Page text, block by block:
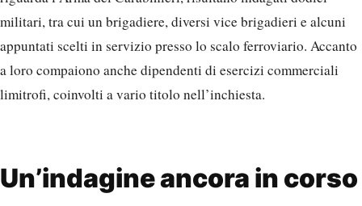
militari, tra cui un brigadiere, diversi vice brigadieri e alcuni
appuntati scelti in servizio presso lo scalo ferroviario. Accanto
a loro compaiono anche dipendenti di esercizi commerciali
limitrofi, coinvolti a vario titolo nell’inchiesta.
Un’indagine ancora in corso